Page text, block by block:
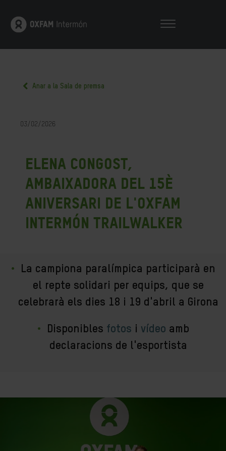
Anar a la Sala de premsa
03/02/2026
Elena Congost,
ambaixadora del 15è
aniversari de l'Oxfam
Intermón Trailwalker
La campiona paralímpica participarà en
el repte solidari per equips, que se
celebrarà els dies 18 i 19 d'abril a Girona
Disponibles fotos i vídeo amb
declaracions de l'esportista